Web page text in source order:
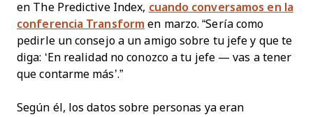
en The Predictive Index, cuando conversamos en la
conferencia Transform en marzo. “Sería como
pedirle un consejo a un amigo sobre tu jefe y que te
diga: ‘En realidad no conozco a tu jefe — vas a tener
que contarme más’.”
Según él, los datos sobre personas ya eran